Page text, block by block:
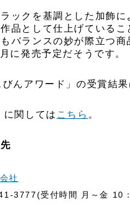
ックを基調とした加飾
品として仕上げている
バランスの妙が際立つ
に発売予定だそうです。
びんアワード」の受賞結果
に関しては こちら 。
社
3777(受付時間 月～金 10